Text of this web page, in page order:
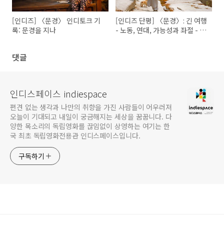
[인디즈] 〈문경〉 인디토크 기
록: 문경을 지나
[인디즈 단평] 〈문경〉: 긴 여행
- 노동, 연대, 가능성과 좌절 - 의
댓글
인디스페이스 indiespace
편견 없는 생각과 나만의 취향을 가진 사람들이 어우러져
오늘이 기대되고 내일이 궁금해지는 세상을 꿈꿉니다. 다
양한 목소리의 독립영화를 끊임없이 상영하는 여기는 한
국 최초 독립영화전용관 인디스페이스입니다.
구독하기